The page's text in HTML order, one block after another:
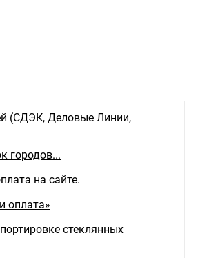
поток, Лм: 50
(СДЭК, Деловые Линии,
городов...
на сайте.
оплата»
стеклянных